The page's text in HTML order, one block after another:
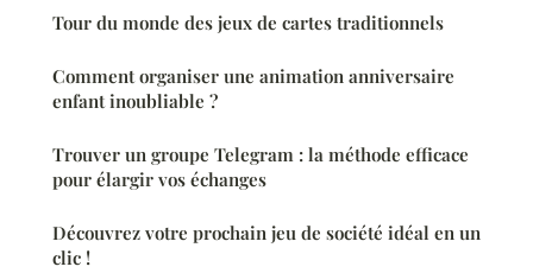
Tour du monde des jeux de cartes traditionnels
Comment organiser une animation anniversaire
enfant inoubliable ?
Trouver un groupe Telegram : la méthode efficace
pour élargir vos échanges
Découvrez votre prochain jeu de société idéal en un
clic !